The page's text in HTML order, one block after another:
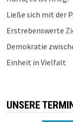
Ließe sich mit der
Erstrebenswerte
Demokratie
Einheit in Vielfalt
UNSERE